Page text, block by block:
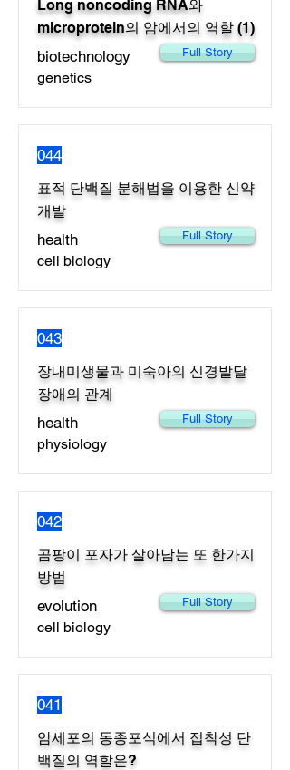
Long noncoding RNA와
microprotein의 암에서의 역할 (1)
biotechnology Full Story
genetics
044
표적 단백질 분해법을 이용한 신약
개발
health Full Story
cell biology
043
장내미생물과 미숙아의 신경발달
장애의 관계
health Full Story
physiology
042
곰팡이 포자가 살아남는 또 한가지
방법
evolution Full Story
cell biology
041
암세포의 동종포식에서 접착성 단
백질의 역할은?